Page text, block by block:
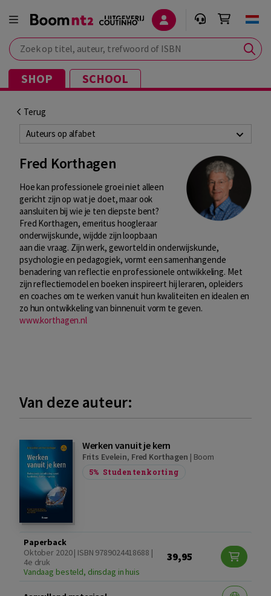
Zoek op titel, auteur, trefwoord of ISBN
SHOP SCHOOL
Terug
Auteurs op alfabet
Fred Korthagen
Hoe kan professionele groei niet alleen
gericht zijn op wat je doet, maar ook
aansluiten bij wie je ten diepste bent?
Fred Korthagen, emeritus hoogleraar
onderwijskunde, wijdde zijn loopbaan
aan die vraag. Zijn werk, geworteld in onderwijskunde,
psychologie en pedagogiek, vormt een samenhangende
benadering van reflectie en professionele ontwikkeling. Met
zijn reflectiemodel en boeken inspireert hij leraren, opleiders
en coaches om te werken vanuit hun kwaliteiten en idealen en
zo hun ontwikkeling van binnenuit vorm te geven.
www.korthagen.nl
Van deze auteur:
Werken vanuit je kern
Frits Evelein, Fred Korthagen | Boom
5% Studentenkorting
Paperback
Oktober 2020 | ISBN 9789024418688 |
4e druk
Vandaag besteld, dinsdag in huis
39,95